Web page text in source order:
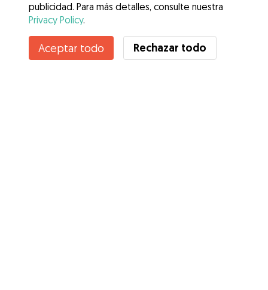
Contacta con Helena
¿Conoces los Beneficios de Gudog? Ver más
publicidad. Para más detalles, consulte nuestra
Privacy Policy.
Aceptar todo Rechazar todo